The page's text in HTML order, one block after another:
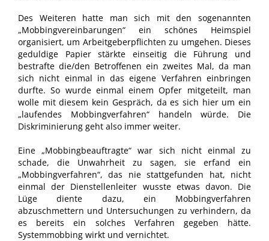
Des Weiteren hatte man sich mit den sogenannten
„Mobbingvereinbarungen“ ein schönes Heimspiel
organisiert, um Arbeitgeberpflichten zu umgehen. Dieses
geduldige Papier stärkte einseitig die Führung und
bestrafte die/den Betroffenen ein zweites Mal, da man
sich nicht einmal in das eigene Verfahren einbringen
durfte. So wurde einmal einem Opfer mitgeteilt, man
wolle mit diesem kein Gespräch, da es sich hier um ein
„laufendes Mobbingverfahren“ handeln würde. Die
Diskriminierung geht also immer weiter.
Eine „Mobbingbeauftragte“ war sich nicht einmal zu
schade, die Unwahrheit zu sagen, sie erfand ein
„Mobbingverfahren“, das nie stattgefunden hat, nicht
einmal der Dienstellenleiter wusste etwas davon. Die
Lüge diente dazu, ein Mobbingverfahren
abzuschmettern und Untersuchungen zu verhindern, da
es bereits ein solches Verfahren gegeben hätte.
Systemmobbing wirkt und vernichtet.